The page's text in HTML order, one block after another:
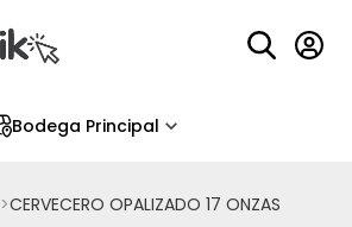
Bodega Principal
>CERVECERO OPALIZADO 17 ONZAS